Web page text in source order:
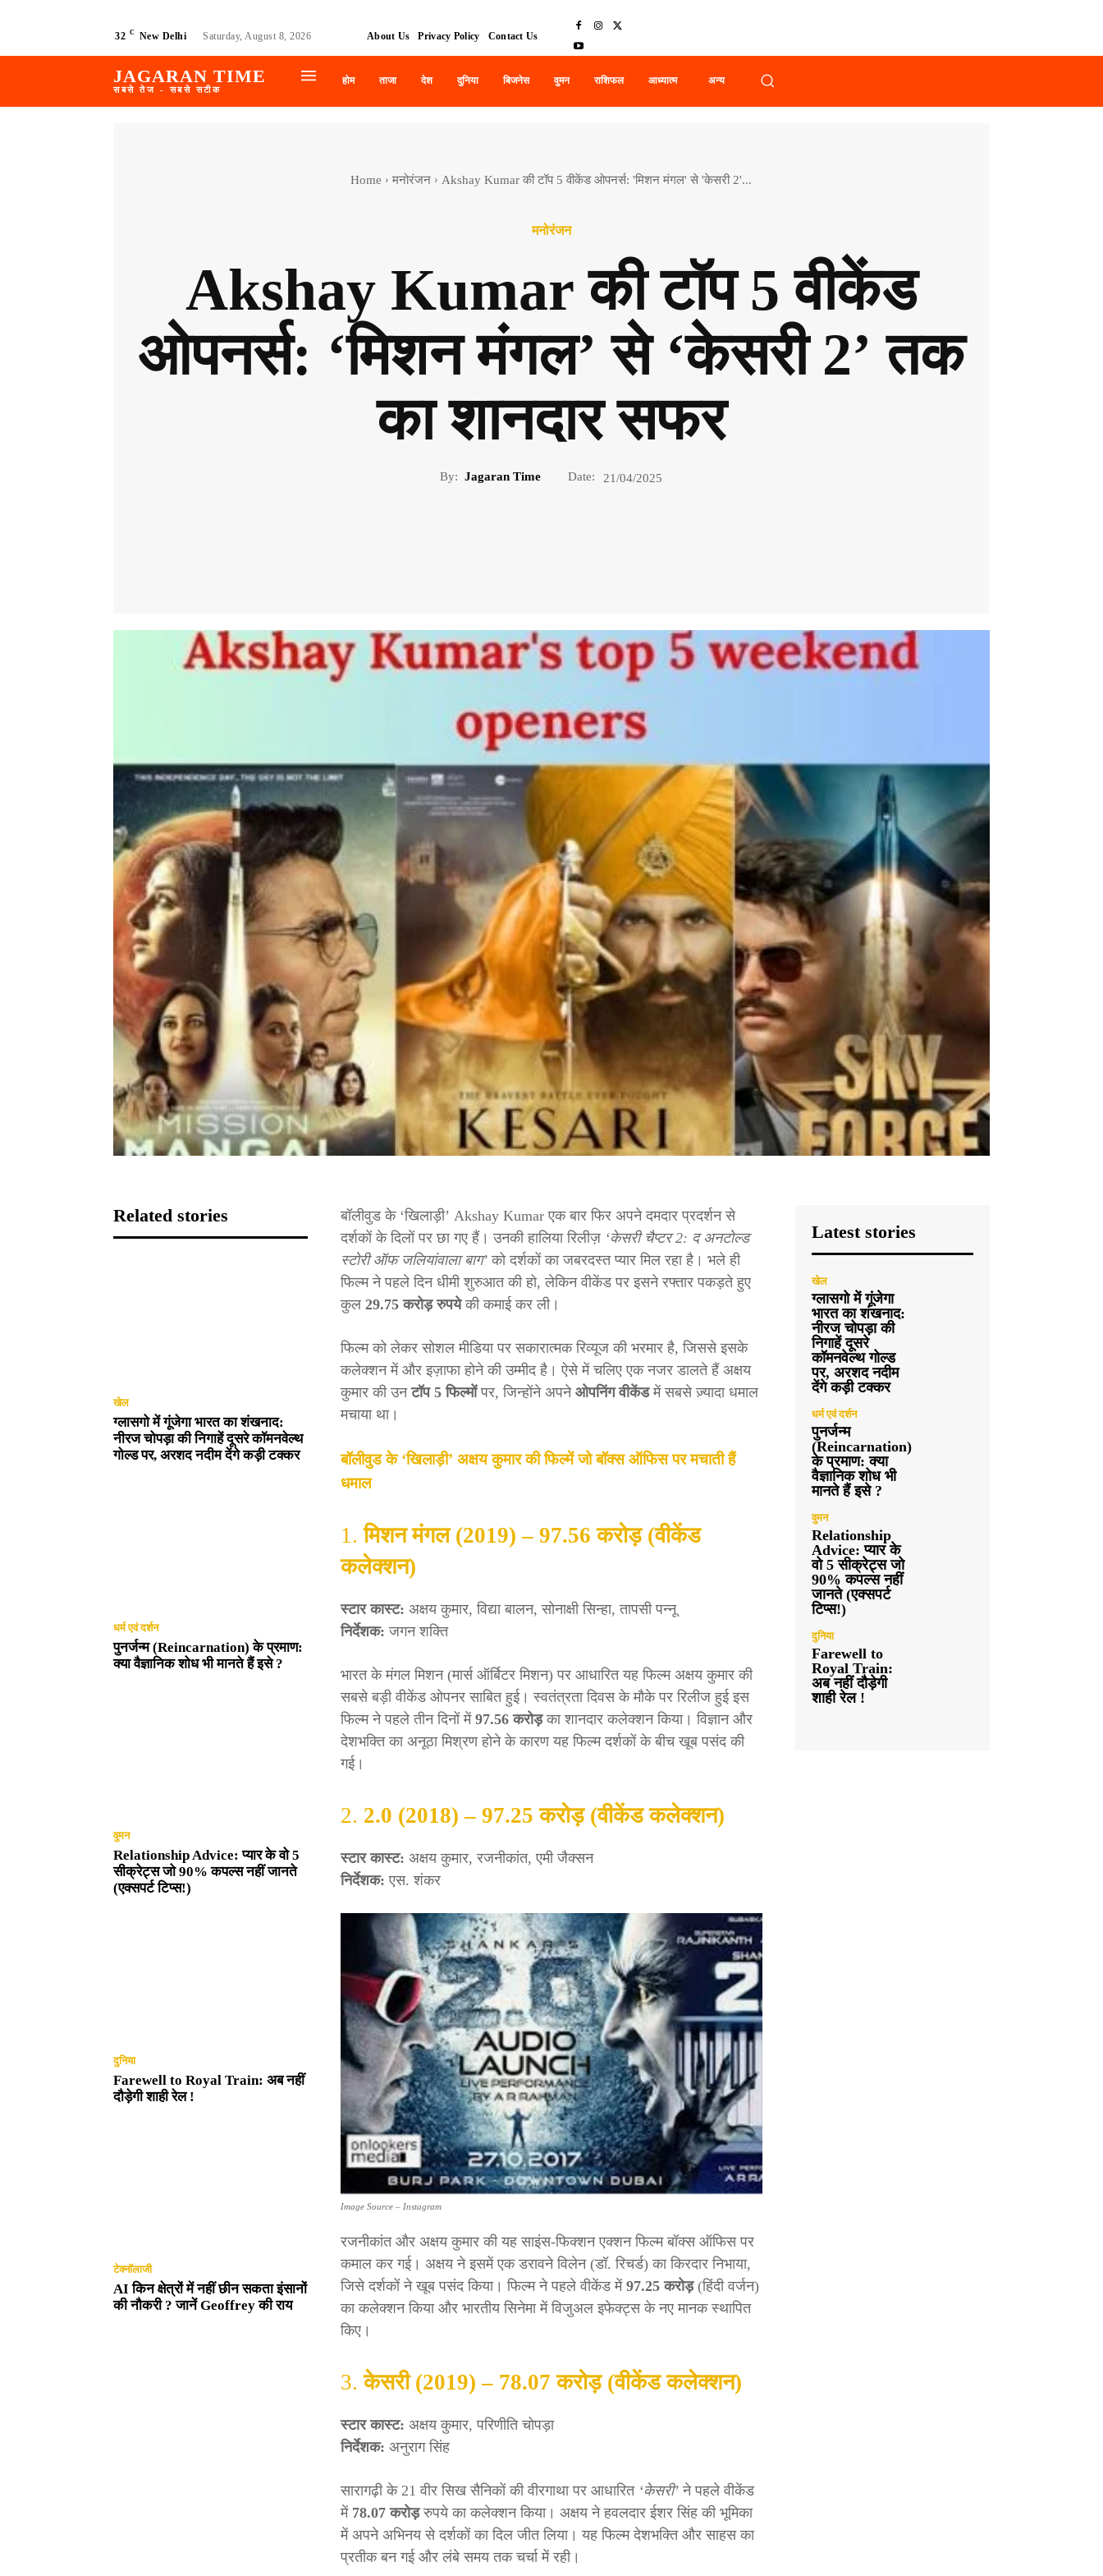
32 C New Delhi Saturday, August 8, 2026 About Us Privacy Policy Contact Us
JAGARAN TIME
सबसे तेज - सबसे सटीक
होम ताजा देश दुनिया बिजनेस वुमन राशिफल आध्यात्म अन्य
Home मनोरंजन Akshay Kumar की टॉप 5 वीकेंड ओपनर्स: 'मिशन मंगल' से 'केसरी 2'...
मनोरंजन
Akshay Kumar की टॉप 5 वीकेंड
ओपनर्स: ‘मिशन मंगल’ से ‘केसरी 2’ तक
का शानदार सफर
By: Jagaran Time Date: 21/04/2025
Related stories
खेल
ग्लासगो में गूंजेगा भारत का शंखनाद:
नीरज चोपड़ा की निगाहें दूसरे कॉमनवेल्थ
गोल्ड पर, अरशद नदीम देंगे कड़ी टक्कर
धर्म एवं दर्शन
पुनर्जन्म (Reincarnation) के प्रमाण:
क्या वैज्ञानिक शोध भी मानते हैं इसे ?
वुमन
Relationship Advice: प्यार के वो 5
सीक्रेट्स जो 90% कपल्स नहीं जानते
(एक्सपर्ट टिप्स!)
दुनिया
Farewell to Royal Train: अब नहीं
दौड़ेगी शाही रेल !
टेक्नॉलाजी
AI किन क्षेत्रों में नहीं छीन सकता इंसानों
की नौकरी ? जानें Geoffrey की राय
बॉलीवुड के ‘खिलाड़ी’ Akshay Kumar एक बार फिर अपने दमदार प्रदर्शन से
दर्शकों के दिलों पर छा गए हैं। उनकी हालिया रिलीज़ ‘केसरी चैप्टर 2: द अनटोल्ड
स्टोरी ऑफ जलियांवाला बाग’ को दर्शकों का जबरदस्त प्यार मिल रहा है। भले ही
फिल्म ने पहले दिन धीमी शुरुआत की हो, लेकिन वीकेंड पर इसने रफ्तार पकड़ते हुए
कुल 29.75 करोड़ रुपयेकी कमाई कर ली।
फिल्म को लेकर सोशल मीडिया पर सकारात्मक रिव्यूज की भरमार है, जिससे इसके
कलेक्शन में और इज़ाफा होने की उम्मीद है। ऐसे में चलिए एक नजर डालते हैं अक्षय
कुमार की उनटॉप 5 फिल्मोंपर, जिन्होंने अपने ओपनिंग वीकेंडमें सबसे ज़्यादा धमाल
मचाया था।
बॉलीवुड के ‘खिलाड़ी’ अक्षय कुमार की फिल्में जो बॉक्स ऑफिस पर मचाती हैं
धमाल
1.मिशन मंगल (2019) – 97.56 करोड़ (वीकेंड
कलेक्शन)
स्टार कास्ट: अक्षय कुमार, विद्या बालन, सोनाक्षी सिन्हा, तापसी पन्नू
निर्देशक: जगन शक्ति
भारत के मंगल मिशन (मार्स ऑर्बिटर मिशन) पर आधारित यह फिल्म अक्षय कुमार की
सबसे बड़ी वीकेंड ओपनर साबित हुई। स्वतंत्रता दिवस के मौके पर रिलीज हुई इस
फिल्म ने पहले तीन दिनों में 97.56 करोड़का शानदार कलेक्शन किया। विज्ञान और
देशभक्ति का अनूठा मिश्रण होने के कारण यह फिल्म दर्शकों के बीच खूब पसंद की
गई।
2. 2.0 (2018) – 97.25 करोड़ (वीकेंड कलेक्शन)
स्टार कास्ट: अक्षय कुमार, रजनीकांत, एमी जैक्सन
निर्देशक: एस. शंकर
Image Source – Instagram
रजनीकांत और अक्षय कुमार की यह साइंस-फिक्शन एक्शन फिल्म बॉक्स ऑफिस पर
कमाल कर गई। अक्षय ने इसमें एक डरावने विलेन (डॉ. रिचर्ड) का किरदार निभाया,
जिसे दर्शकों ने खूब पसंद किया। फिल्म ने पहले वीकेंड में 97.25 करोड़(हिंदी वर्जन)
का कलेक्शन किया और भारतीय सिनेमा में विजुअल इफेक्ट्स के नए मानक स्थापित
किए।
3.केसरी (2019) – 78.07 करोड़ (वीकेंड कलेक्शन)
स्टार कास्ट: अक्षय कुमार, परिणीति चोपड़ा
निर्देशक: अनुराग सिंह
सारागढ़ी के 21 वीर सिख सैनिकों की वीरगाथा पर आधारित ‘केसरी’ ने पहले वीकेंड
में 78.07 करोड़रुपये का कलेक्शन किया। अक्षय ने हवलदार ईशर सिंह की भूमिका
में अपने अभिनय से दर्शकों का दिल जीत लिया। यह फिल्म देशभक्ति और साहस का
प्रतीक बन गई और लंबे समय तक चर्चा में रही।
Latest stories
खेल
ग्लासगो में गूंजेगा
भारत का शंखनाद:
नीरज चोपड़ा की
निगाहें दूसरे
कॉमनवेल्थ गोल्ड
पर, अरशद नदीम
देंगे कड़ी टक्कर
धर्म एवं दर्शन
पुनर्जन्म
(Reincarnation)
के प्रमाण: क्या
वैज्ञानिक शोध भी
मानते हैं इसे ?
वुमन
Relationship
Advice: प्यार के
वो 5 सीक्रेट्स जो
90% कपल्स नहीं
जानते (एक्सपर्ट
टिप्स!)
दुनिया
Farewell to
Royal Train:
अब नहीं दौड़ेगी
शाही रेल !